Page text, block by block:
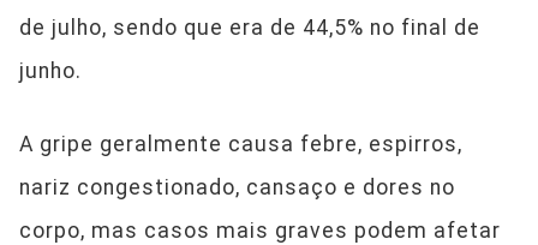
de julho, sendo que era de 44,5% no final de
junho.
A gripe geralmente causa febre, espirros,
nariz congestionado, cansaço e dores no
corpo, mas casos mais graves podem afetar